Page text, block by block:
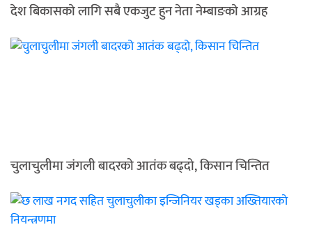
देश बिकासकाे लागि सबै एकजुट हुन नेता नेम्बाङकाे आग्रह
चुलाचुलीमा जंगली बादरको आतंक बढ्दो, किसान चिन्तित